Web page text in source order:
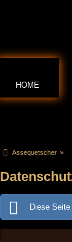
HOME
Assequetscher »
Diese